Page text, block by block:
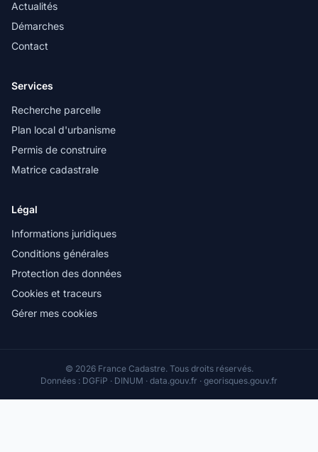
Actualités
Démarches
Contact
Services
Recherche parcelle
Plan local d'urbanisme
Permis de construire
Matrice cadastrale
Légal
Informations juridiques
Conditions générales
Protection des données
Cookies et traceurs
Gérer mes cookies
© 2026 France Cadastre. Tous droits réservés.
Données : DGFiP · DINUM · data.gouv.fr · georisques.gouv.fr